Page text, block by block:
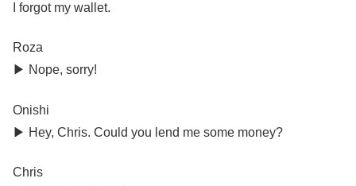
I forgot my wallet.
Roza
▶︎ Nope, sorry!
Onishi
▶︎ Hey, Chris. Could you lend me some money?
Chris